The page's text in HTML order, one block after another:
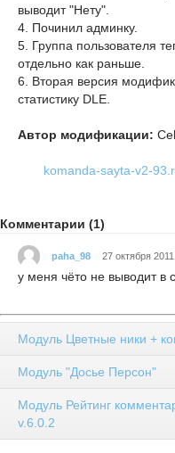
выводит "Нету".
4. Починил админку.
5. Группа пользователя
отдельно как раньше.
6. Вторая версия
статистику DLE.
Автор модификации:
komanda-sayta-v2-
Комментарии (1)
paha_98 27 октября
у меня чёто не выводит в
Модуль Цветные ники +
Модуль "Досье Персон"
Модуль Рейтинг
v.6.0.2